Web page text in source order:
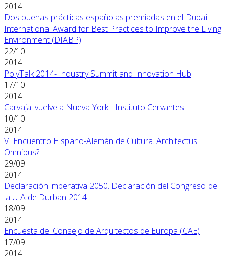
2014
Dos buenas prácticas españolas premiadas en el Dubai
International Award for Best Practices to Improve the Living
Environment (DIABP)
22/10
2014
PolyTalk 2014- Industry Summit and Innovation Hub
17/10
2014
Carvajal vuelve a Nueva York - Instituto Cervantes
10/10
2014
VI Encuentro Hispano-Alemán de Cultura. Architectus
Omnibus?
29/09
2014
Declaración imperativa 2050. Declaración del Congreso de
la UIA de Durban 2014
18/09
2014
Encuesta del Consejo de Arquitectos de Europa (CAE)
17/09
2014